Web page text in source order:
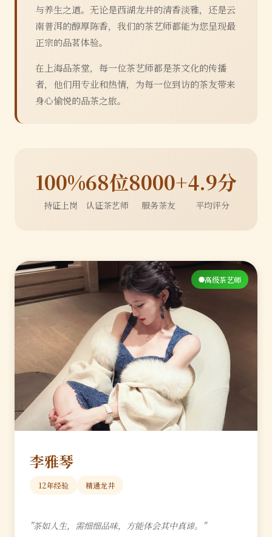
与养生之道。无论是西湖龙井的清香淡雅，还是云
南普洱的醇厚陈香，我们的茶艺师都能为您呈现最
正宗的品茗体验。
在上海品茶堂，每一位茶艺师都是茶文化的传播
者，他们用专业和热情，为每一位到访的茶友带来
身心愉悦的品茶之旅。
100%
持证上岗
68位
认证茶艺师
8000+
服务茶友
4.9分
平均评分
高级茶艺师
李雅琴
12年经验 精通龙井
"茶如人生，需细细品味，方能体会其中真谛。"